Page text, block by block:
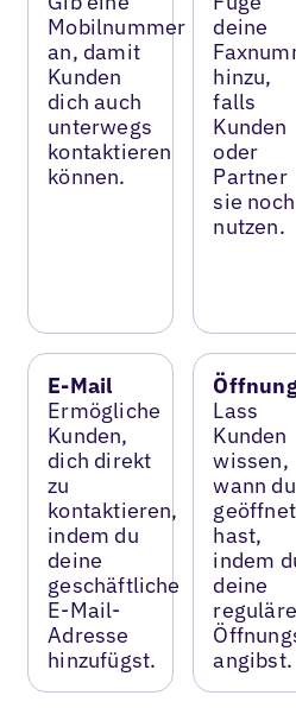
Mobilnummer
an, damit
Kunden
dich auch
unterwegs
kontaktieren
können.
deine
hinzu,
falls
Kunden
oder
Partner
sie noch
nutzen.
E-Mail
Ermögliche
Kunden,
dich direkt
zu
kontaktieren,
indem du
deine
geschäftliche
E-Mail-
Adresse
hinzufügst.
Lass
Kunden
wissen,
wann du
geöffnet
hast,
indem
deine
angibst.